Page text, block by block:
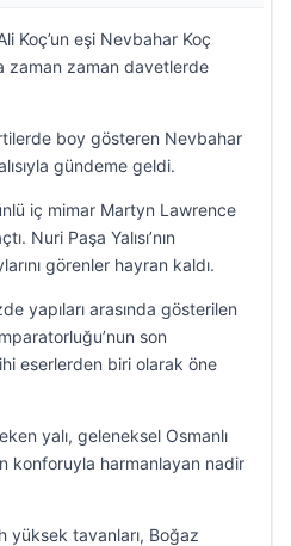
Koç’un eşi Nevbahar Koç
zaman zaman davetlerde
boy gösteren Nevbahar
gündeme geldi.
iç mimar Martyn Lawrence
Nuri Paşa Yalısı’nın
görenler hayran kaldı.
yapıları arasında gösterilen
son
eserlerden biri olarak öne
yalı, geleneksel Osmanlı
konforuyla harmanlayan nadir
yüksek tavanları, Boğaz